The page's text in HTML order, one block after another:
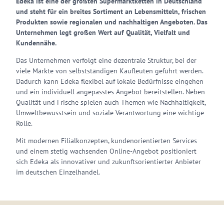
und steht für ein breites Sortiment an Lebensmitteln, frischen
Produkten sowie regionalen und nachhaltigen Angeboten. Das
Unternehmen legt großen Wert auf Qualität, Vielfalt und
Kundennähe.
Das Unternehmen verfolgt eine dezentrale Struktur, bei der
viele Märkte von selbstständigen Kaufleuten geführt werden.
Dadurch kann Edeka flexibel auf lokale Bedürfnisse eingehen
und ein individuell angepasstes Angebot bereitstellen. Neben
Qualität und Frische spielen auch Themen wie Nachhaltigkeit,
Umweltbewusstsein und soziale Verantwortung eine wichtige
Rolle.
Mit modernen Filialkonzepten, kundenorientierten Services
und einem stetig wachsenden Online-Angebot positioniert
sich Edeka als innovativer und zukunftsorientierter Anbieter
im deutschen Einzelhandel.